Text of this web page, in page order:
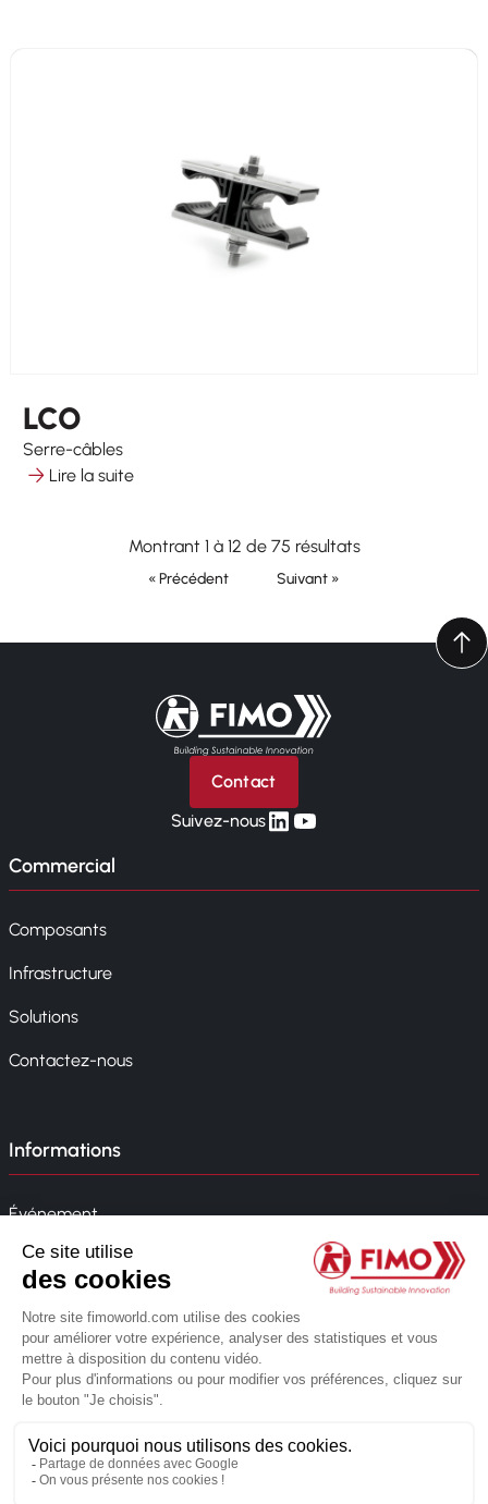
LCO
Serre-câbles
Lire la suite
Montrant 1 à 12 de 75 résultats
« Précédent Suivant »
Retour à l'accueil
Contact
Suivez-nouslinkedin
yt
Commercial
Composants
Infrastructure
Solutions
Contactez-nous
Informations
Événement
Actualités
Whistleblowing
© 2026 FIMO. Tous droits réservés.
Réalisé par l'agence web Novius
Politique de confidentialité